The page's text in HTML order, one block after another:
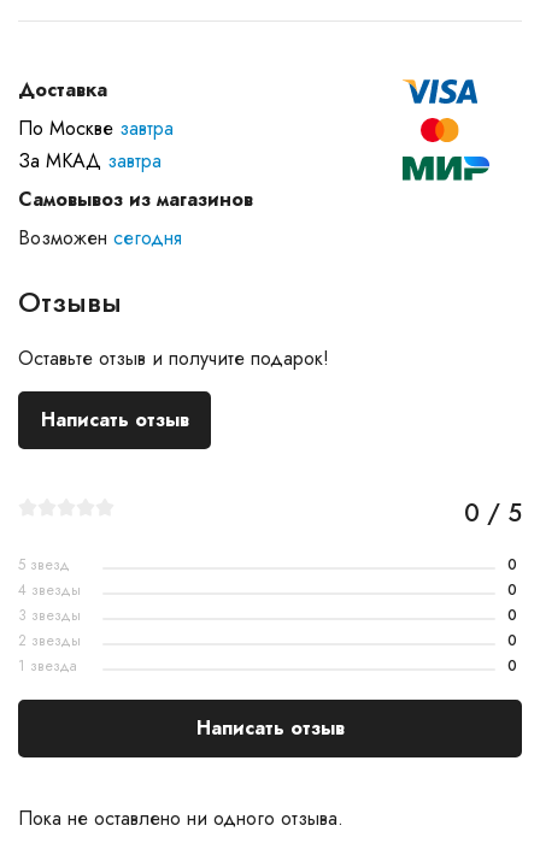
Доставка
По Москве завтра
За МКАД завтра
Самовывоз из магазинов
Возможен сегодня
Отзывы
Оставьте отзыв и получите подарок!
Написать отзыв
Пока не оставлено ни одного отзыва.
0 / 5
5 звезд
0
4 звезды
0
3 звезды
0
2 звезды
0
1 звезда
0
Написать отзыв